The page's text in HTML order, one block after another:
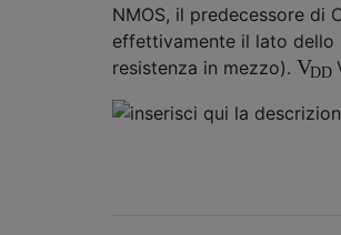
NMOS, il predecessore di
effettivamente il lato dello
resistenza in mezzo). VDD